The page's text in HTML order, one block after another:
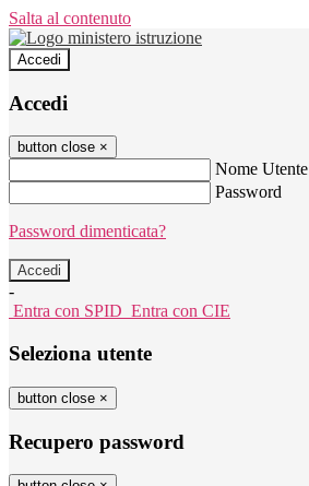
Salta al contenuto
Accedi
Accedi
button close ×
Nome Utente
Password
Password dimenticata?
-
Entra con SPID Entra con CIE
Seleziona utente
button close ×
Recupero password